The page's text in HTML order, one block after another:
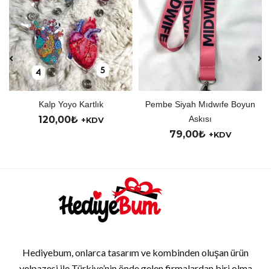
Kalp Yoyo Kartlık
120,00₺ +KDV
Pembe Siyah Mıdwıfe Boyun
Askısı
79,00₺ +KDV
Hediyebum, onlarca tasarım ve kombinden oluşan ürün